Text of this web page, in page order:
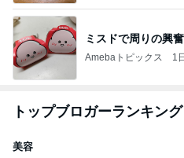
ミスドで周りの興
Amebaトピックス 1
トップブロガーランキング
美容